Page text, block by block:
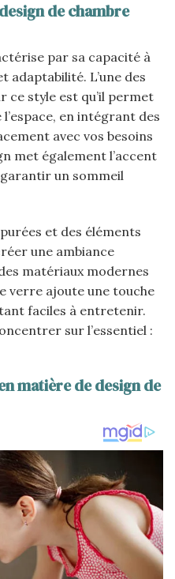
de chambre
par sa capacité à
adaptabilité. L’une des
ce style est qu’il permet
en intégrant des
avec vos besoins
met également l’accent
un sommeil
et des éléments
une ambiance
matériaux modernes
verre ajoute une touche
faciles à entretenir.
sur l’essentiel :
matière de design de